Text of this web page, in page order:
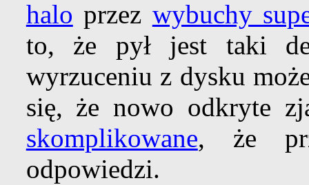
halo przez wybuchy
to, że pył jest taki
wyrzuceniu z dysku
się, że nowo odkryte
skomplikowane, że
odpowiedzi.